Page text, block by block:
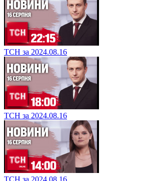
ТСН за 2024.08.16
ТСН за 2024.08.16
ТСН за 2024.08.16